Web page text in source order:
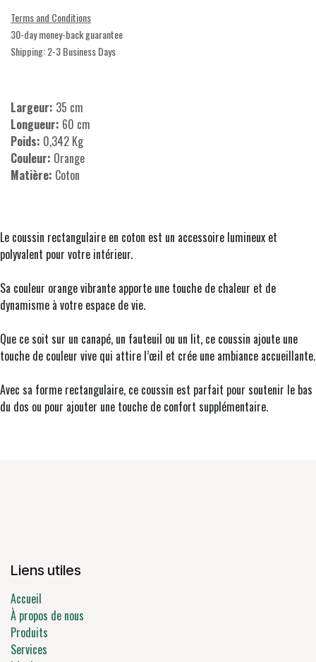
Terms and Conditions
30-day money-back guarantee
Shipping: 2-3 Business Days
Largeur: 35 cm
Longueur: 60 cm
Poids: 0,342 Kg
Couleur: Orange
Matière: Coton
Le coussin rectangulaire en coton est un accessoire lumineux et
polyvalent pour votre intérieur.
Sa couleur orange vibrante apporte une touche de chaleur et de
dynamisme à votre espace de vie.
Que ce soit sur un canapé, un fauteuil ou un lit, ce coussin ajoute une
touche de couleur vive qui attire l’œil et crée une ambiance accueillante.
Avec sa forme rectangulaire, ce coussin est parfait pour soutenir le bas
du dos ou pour ajouter une touche de confort supplémentaire.
Liens utiles
Accueil
À propos de nous
Produits
Services